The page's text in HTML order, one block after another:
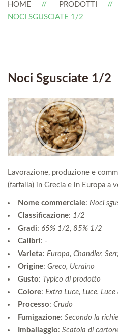
HOME
PRODOTTI
NOCI SGUSCIATE 1/2
Noci Sgusciate 1/2
Lavorazione, produzione e
(farfalla) in Grecia e in Europa a
Nome commerciale: Noci
Classificazione: 1/2
Gradi: 65% 1/2, 85% 1/2
Calibri: -
Varieta: Europa, Chandler,
Origine: Greco, Ucraino
Gusto: Typico di prodotto
Colore: Extra Luce, Luce,
Processo: Crudo
Fumigazione: Secondo la
Imballaggio: Scatola di